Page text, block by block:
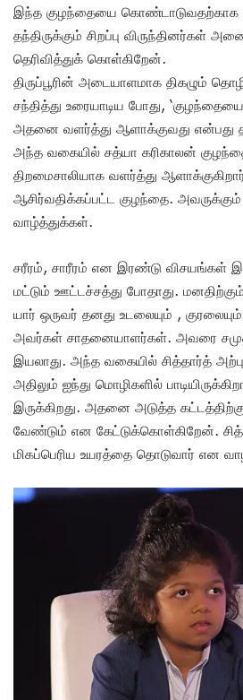
இந்த குழந்தையை கொண்டாடுவதற்காக
தந்திருக்கும் சிறப்பு விருந்தினர்கள்
தெரிவித்துக் கொள்கிறேன்.
திருப்பூரின் அடையாளமாக திகழும்
சந்தித்து உரையாடிய போது, ‘குழந்தையை
அதனை வளர்த்து ஆளாக்குவது என்பது
அந்த வகையில் சத்யா கரிகாலன்
திறமைசாலியாக வளர்த்து
ஆசிர்வதிக்கப்பட்ட குழந்தை.
வாழ்த்துக்கள்.
சரீரம், சாரீரம் என இரண்டு விசயங்கள்
மட்டும் ஊட்டச்சத்து போதாது.
யார் ஒருவர் தனது உடலையும் ,
அவர்கள் சாதனையாளர்கள். அவரை
இயலாது. அந்த வகையில் சித்தார்த்
அதிலும் ஐந்து மொழிகளில்
இருக்கிறது. அதனை அடுத்த
வேண்டும் என கேட்டுக்கொள்கிறேன்.
மிகப்பெரிய உயரத்தை தொடுவார் என